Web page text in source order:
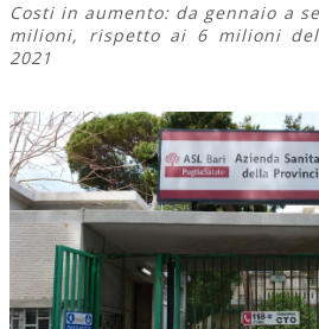
Costi in aumento: da gennaio a
milioni, rispetto ai 6 milioni
2021